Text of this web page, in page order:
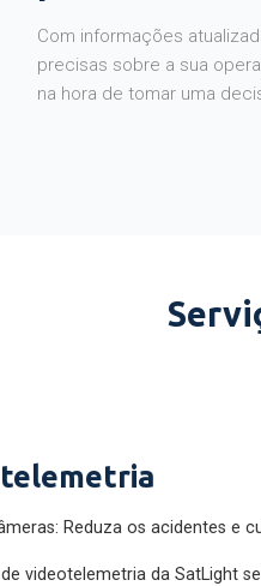
Com informações
precisas sobre a sua
na hora de tomar uma
Reduza os acidentes e
videotelemetria da SatLight